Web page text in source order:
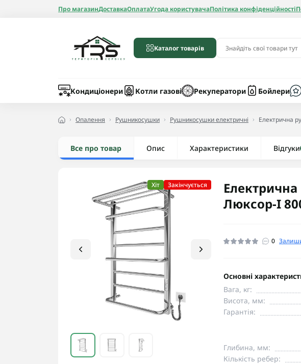
Про магазинДоставкаОплатаУгода користувачаПолітика конфіденційності
Каталог товарів
Кондиціонери Котли газові Рекуператори Бойлери
Радіатори алюмінієві
Опалення Рушникосушки Рушникосушки електричні Електрична
Все про товар Опис Характеристики Відгуки
Хіт Закінчується
Люксор-I
0
Основні
Вага, кг:
Висота, мм:
Гарантія:
Глибина, мм:
Кількість ребер: